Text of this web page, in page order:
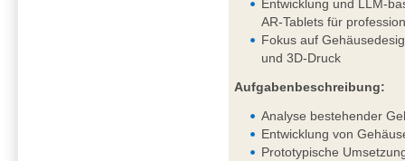
Entwicklung und LLM-
AR-Tablets für
Fokus auf
und 3D-Druck
Aufgabenbeschreibung:
Analyse bestehender
Entwicklung von
Prototypische